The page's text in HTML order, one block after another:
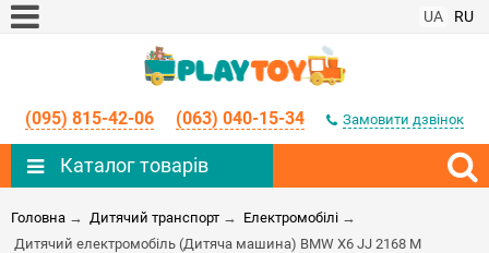
UA RU
(095) 815-42-06 (063) 040-15-34 Замовити дзвінок
Каталог товарів
Головна → Дитячий транспорт → Електромобілі →
Дитячий електромобіль (Дитяча машина) BMW X6 JJ 2168 M